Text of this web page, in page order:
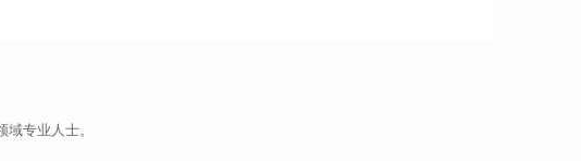
专业人士。